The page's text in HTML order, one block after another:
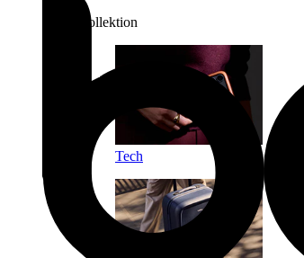
Nach Kollektion
Tech